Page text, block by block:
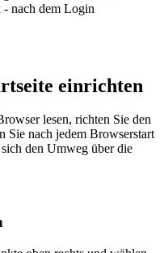
nach dem Login
einrichten
lesen, richten Sie den
Sie nach jedem Browserstart
den Umweg über die